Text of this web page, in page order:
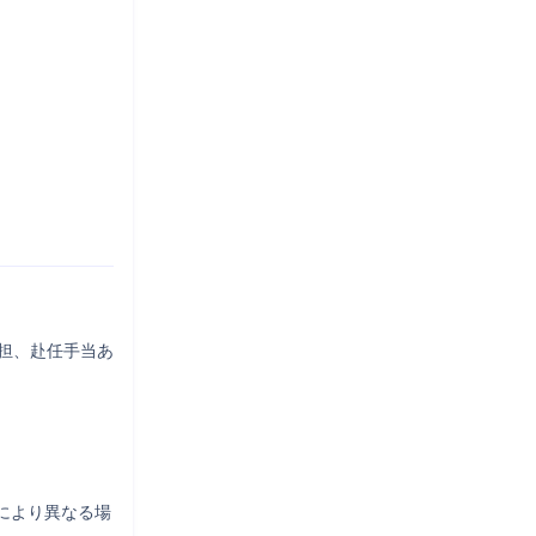
、赴任手当あ
より異なる場